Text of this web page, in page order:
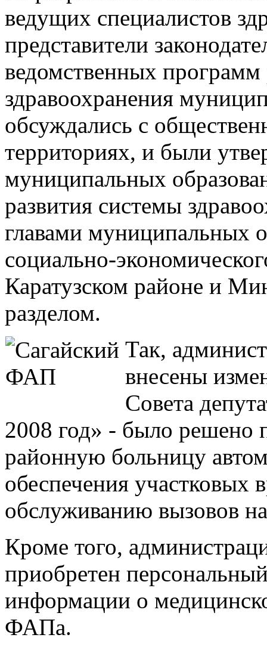
ведущих специалистов
представители
ведомственных программ
здравоохранения
обсуждались с
территориях, и были
муниципальных
развития системы
главами муниципальных
социально-
Каратузском районе и
разделом.
Так,
внесены
Совета
2008 год» - было решено
районную больницу
обеспечения участковых
обслуживанию вызовов
Кроме того,
приобретен
информации о
ФАПа.